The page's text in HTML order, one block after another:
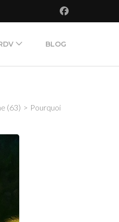
BLOG
(63) > Pourquoi